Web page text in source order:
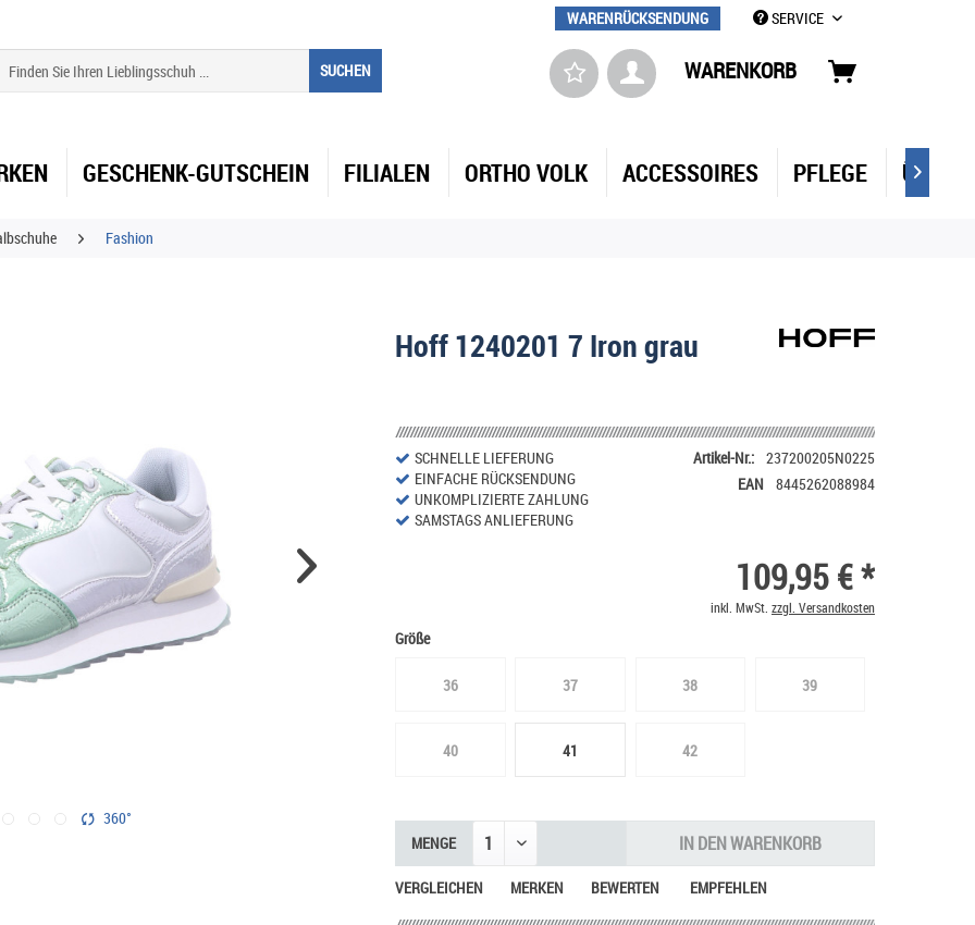
WARENRÜCKSENDUNG SERVICE
SUCHEN WARENKORB
GESCHENK-GUTSCHEIN FILIALEN ORTHO VOLK ACCESSOIRES PFLEGE ÜBER

Fashion
Hoff 1240201 7 Iron grau
360°
SCHNELLE LIEFERUNG
EINFACHE RÜCKSENDUNG
UNKOMPLIZIERTE ZAHLUNG
SAMSTAGS ANLIEFERUNG
Artikel-Nr.: 237200205N0225
EAN
8445262088984
109,95 € *
inkl. MwSt. zzgl. Versandkosten
Größe
36 37 38 39
40 41 42
MENGE IN DENWARENKORB
VERGLEICHEN MERKEN BEWERTEN EMPFEHLEN